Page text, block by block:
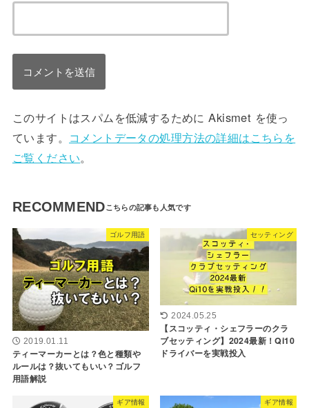
このサイトはスパムを低減するために Akismet を使っ
ています。 コメントデータの処理方法の詳細はこちらを
ご覧ください。
RECOMMEND
ゴルフ用語
2019.01.11
ティーマーカーとは？色と種類や
ルールは？抜いてもいい？ゴルフ
用語解説
セッティング
2024.05.25
【スコッティ・シェフラーのクラ
ブセッティング】2024最新！Qi10
ドライバーを実戦投入
ギア情報 ギア情報